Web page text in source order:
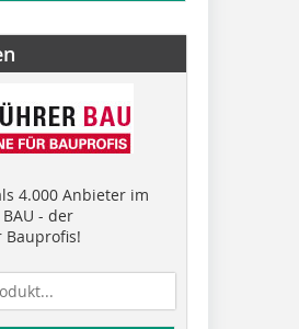
4.000 Anbieter im
BAU - der
Bauprofis!